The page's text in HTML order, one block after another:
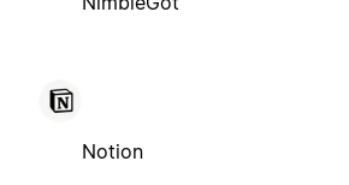
Notion